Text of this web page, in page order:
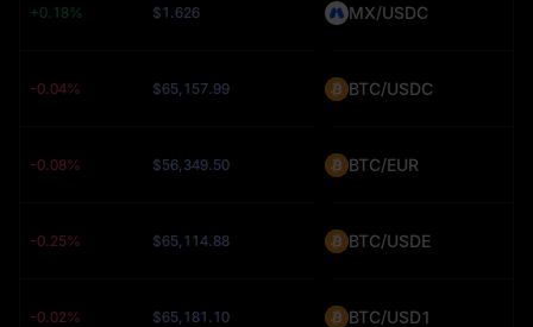
MX/USDC
$1.626
+0.18%
BTC/USDC
$65,157.99
-0.04%
BTC/EUR
$56,349.50
-0.08%
BTC/USDE
$65,114.88
-0.25%
BTC/USD1
$65,181.10
-0.02%